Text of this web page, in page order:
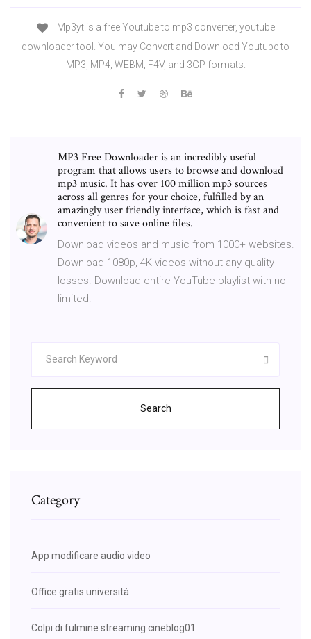
Mp3yt is a free Youtube to mp3 converter, youtube
downloader tool. You may Convert and Download Youtube to
MP3, MP4, WEBM, F4V, and 3GP formats.
MP3 Free Downloader is an incredibly useful
program that allows users to browse and download
mp3 music. It has over 100 million mp3 sources
across all genres for your choice, fulfilled by an
amazingly user friendly interface, which is fast and
convenient to save online files.
Download videos and music from 1000+ websites.
Download 1080p, 4K videos without any quality
losses. Download entire YouTube playlist with no
limited.
Search
Category
App modificare audio video
Office gratis università
Colpi di fulmine streaming cineblog01